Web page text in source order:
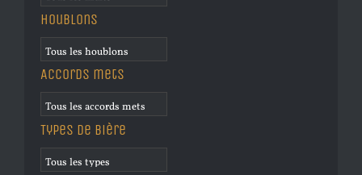
Houblons
Accords mets
Types de bière